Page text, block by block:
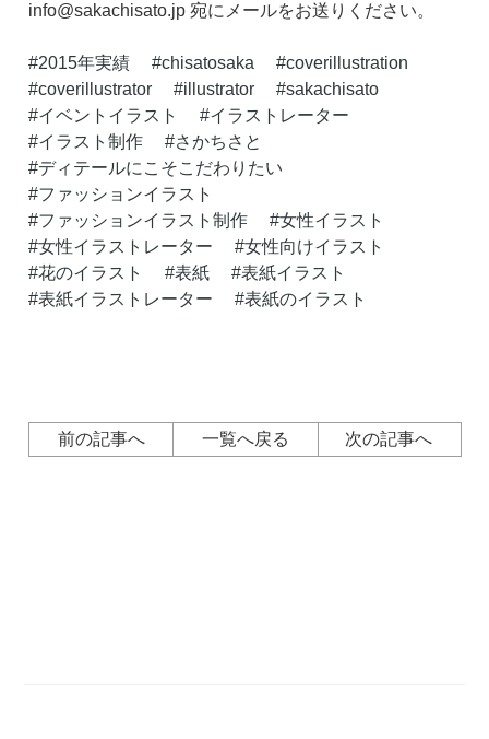
info@sakachisato.jp 宛にメールをお送りください。
2015年実績 chisatosaka
coverillustration
coverillustrator
illustrator
sakachisato
イベントイラスト
イラストレーター
イラスト制作
さかちさと
ディテールにこそこだわりたい
ファッションイラスト
ファッションイラスト制作
女性イラスト
女性イラストレーター
女性向けイラスト
花のイラスト
表紙
表紙イラスト
表紙イラストレーター
表紙のイラスト
前の記事へ 一覧へ戻る 次の記事へ